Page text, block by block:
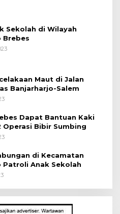
Sekolah di Wilayah
Brebes
Maut di Jalan
Banjarharjo-Salem
Dapat Bantuan Kaki
Operasi Bibir Sumbing
di Kecamatan
Patroli Anak Sekolah